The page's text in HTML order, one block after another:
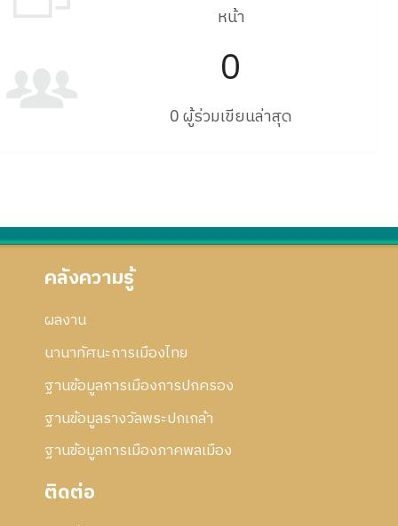
หน้า
0
0 ผู้ร่วมเขียนล่าสุด
คลังความรู้
ผลงาน
นานาทัศนะการเมืองไทย
ฐานข้อมูลการเมืองการปกครอง
ฐานข้อมูลรางวัลพระปกเกล้า
ฐานข้อมูลการเมืองภาคพลเมือง
ติดต่อ